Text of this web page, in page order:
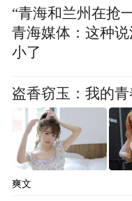
“青海和兰州在抢
青海媒体：这种
小了
盗香窃玉：我的
爽文